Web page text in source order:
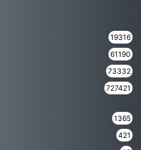
19316
61190
73332
727421
1365
421